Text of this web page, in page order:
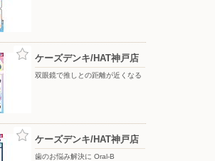
ケーズデンキ/HAT神戸店
双眼鏡で推しとの距離が近くなる
ケーズデンキ/HAT神戸店
歯のお悩み解決に Oral-B